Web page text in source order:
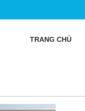
TRANG CHỦ